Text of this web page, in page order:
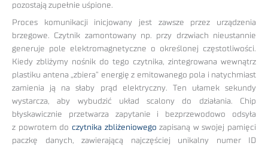
pozostają zupełnie uśpione.
Proces komunikacji inicjowany jest zawsze przez urządzenia
brzegowe. Czytnik zamontowany np. przy drzwiach nieustannie
generuje pole elektromagnetyczne o określonej częstotliwości.
Kiedy zbliżymy nośnik do tego czytnika, zintegrowana wewnątrz
plastiku antena „zbiera” energię z emitowanego pola i natychmiast
zamienia ją na słaby prąd elektryczny. Ten ułamek sekundy
wystarcza, aby wybudzić układ scalony do działania. Chip
błyskawicznie przetwarza zapytanie i bezprzewodowo odsyła
z powrotem do czytnika zbliżeniowego zapisaną w swojej pamięci
paczkę danych, zawierającą najczęściej unikalny numer ID